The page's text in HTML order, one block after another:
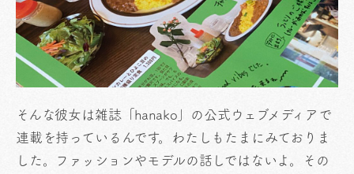
そんな彼女は雑誌「hanako」の公式ウェブメディアで
連載を持っているんです。わたしもたまにみておりま
した。ファッションやモデルの話しではないよ。その